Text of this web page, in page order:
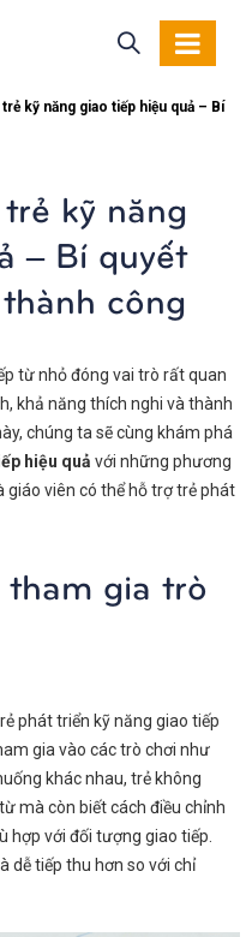
kỹ năng giao tiếp hiệu quả – Bí
kỹ năng
– Bí quyết
công
từ nhỏ đóng vai trò rất quan
khả năng thích nghi và thành
chúng ta sẽ cùng khám phá
hiệu quả với những phương
giáo viên có thể hỗ trợ trẻ phát
gia trò
phát triển kỹ năng giao tiếp
gia vào các trò chơi như
khác nhau, trẻ không
mà còn biết cách điều chỉnh
hợp với đối tượng giao tiếp.
dễ tiếp thu hơn so với chỉ